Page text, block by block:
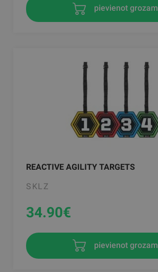
pievienot grozam
REACTIVE AGILITY TARGETS
SKLZ
34.90€
pievienot grozam